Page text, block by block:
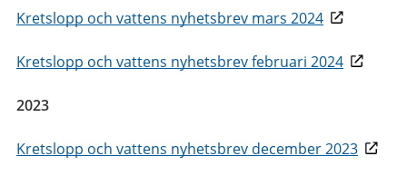
Kretslopp och vattens nyhetsbrev mars 2024
Kretslopp och vattens nyhetsbrev februari 2024
2023
Kretslopp och vattens nyhetsbrev december 2023